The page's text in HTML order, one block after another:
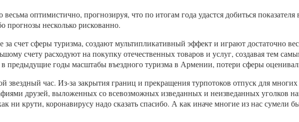
оптимистично, прогнозируя, что по итогам года удастся добиться
прогнозы несколько рискованно.
счет сферы туризма, создают мультипликативный эффект и играют достаточно
счету расходуют на покупку отечественных товаров и услуг, создавая тем
предыдущие годы масштабы въездного туризма в Армении, потери сферы
час. Из-за закрытия границ и прекращения турпотоков отпуск для
друзей, выложенных со всевозможных изведанных и неизведанных уголков
ни крути, коронавирусу надо сказать спасибо. А как иначе многие из нас сумели